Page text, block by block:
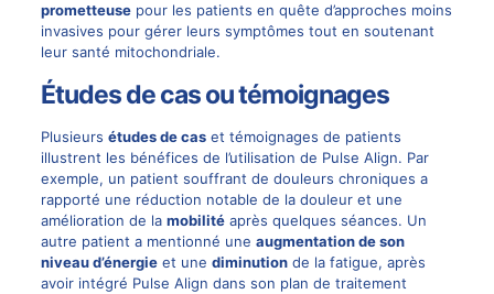
prometteusepour les patients en quête d’approches moins
invasives pour gérer leurs symptômes tout en soutenant
leur santé mitochondriale.
Études de cas ou témoignages
Plusieurs études de caset témoignages de patients
illustrent les bénéfices de l’utilisation de Pulse Align. Par
exemple, un patient souffrant de douleurs chroniques a
rapporté une réduction notable de la douleur et une
amélioration de la mobilitéaprès quelques séances. Un
autre patient a mentionné une augmentation de son
niveau d’énergieet une diminutionde la fatigue, après
avoir intégré Pulse Align dans son plan de traitement